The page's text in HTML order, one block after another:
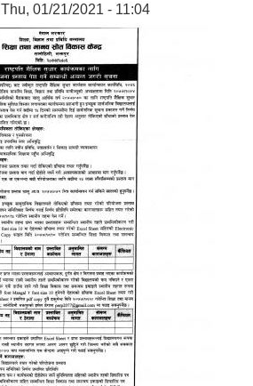
Thu, 01/21/2021 - 11:04